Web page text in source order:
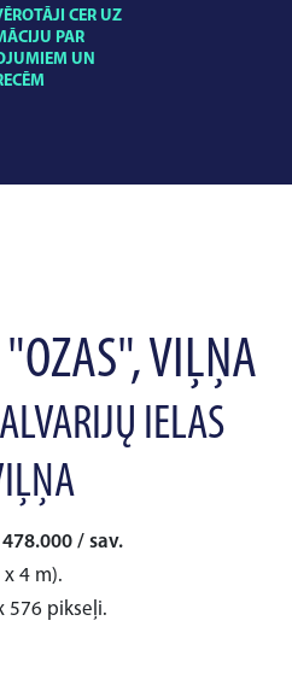
CER UZ
PAR
UN
VIĻŅA
IELAS
/ sav.
x 4 m).
576 pikseļi.